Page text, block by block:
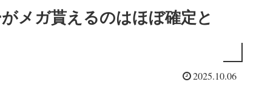
メガ貰えるのはほぼ確定と
2025.10.06